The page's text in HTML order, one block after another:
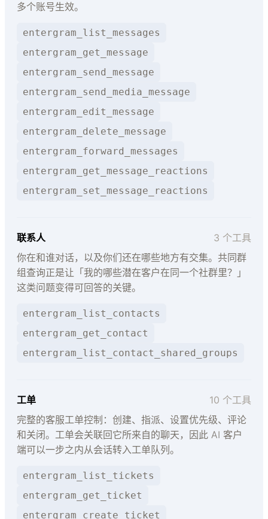
多个账号生效。
entergram_list_messages
entergram_get_message
entergram_send_message
entergram_send_media_message
entergram_edit_message
entergram_delete_message
entergram_forward_messages
entergram_get_message_reactions
entergram_set_message_reactions
联系人
3 个工具
你在和谁对话，以及你们还在哪些地方有交集。共同群
组查询正是让「我的哪些潜在客户在同一个社群里？」
这类问题变得可回答的关键。
entergram_list_contacts
entergram_get_contact
entergram_list_contact_shared_groups
工单
10 个工具
完整的客服工单控制：创建、指派、设置优先级、评论
和关闭。工单会关联回它所来自的聊天，因此 AI 客户
端可以一步之内从会话转入工单队列。
entergram_list_tickets
entergram_get_ticket
entergram_create_ticket